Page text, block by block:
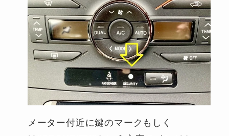
メーター付近に鍵のマークもしく